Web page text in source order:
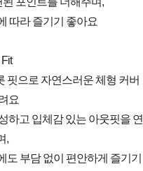
따라 즐기기 좋아요
핏으로 자연스러운 체형 커버
요
하고 입체감 있는 아웃핏을 연
,
부담 없이 편안하게 즐기기